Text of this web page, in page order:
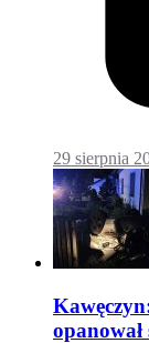
29 sierpnia